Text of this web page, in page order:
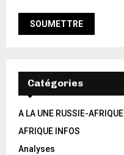
Catégories
A LA UNE RUSSIE-AFRIQUE
AFRIQUE INFOS
Analyses